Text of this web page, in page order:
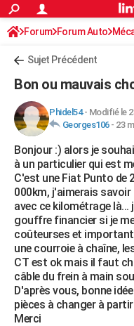
ACTUALITÉS
Politique
Société
Faits Divers
Education
Monde
Villes
+
FINANCE
Retraite
Impôts
Epargne
Immobilier
Risques naturels par ville
Banque
Assurance
Crédit
AUTO
Essais
Réserver un essai
Citadines
Berlines
SUV
Forum auto
+HIGH-TECH
Mobiles
Meilleur smartphone
Internet
Ordinateurs
Jeux vidéo
Guide high-tech
+BRICOLAGE
Forum
Aménagement intérieur
Extérieur
Cuisine
Salle de bains
Jardinage
Rangement
WEEK-END
Guides de France
Week-end nature
LIFESTYLE
Art de vivre
Bien-être
Loisirs
Mode
Modes de vie
SANTE
Alimentation
Guide de la santé
Maladies
Médicaments
Sommeil
VOYAGE
Forum Forum Auto
Sujet Précédent
Bon ou mauvais
Phidel54- Modifié le
Georges106- 23
Bonjour :) alors je
à un particulier qui est
C'est une Fiat Punto de
000km, j'aimerais
avec ce kilométrage là...
gouffre financier si je
coûteurses et
une courroie à chaîne,
CT est ok mais il faut
câble du frein à main
D'après vous, bonne
pièces à changer à
Merci